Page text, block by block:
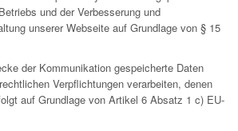
und der Verbesserung und
unserer Webseite auf Grundlage von § 15
der Kommunikation gespeicherte Daten
Verpflichtungen verarbeiten, denen
auf Grundlage von Artikel 6 Absatz 1 c) EU-